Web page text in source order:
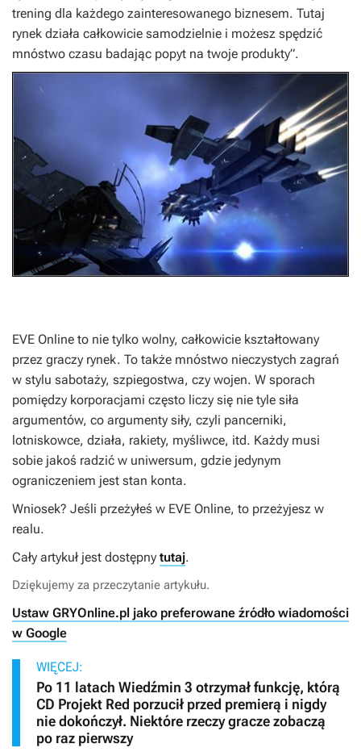
trening dla każdego zainteresowanego biznesem. Tutaj
rynek działa całkowicie samodzielnie i możesz spędzić
mnóstwo czasu badając popyt na twoje produkty”.
EVE Online to nie tylko wolny, całkowicie kształtowany
przez graczy rynek. To także mnóstwo nieczystych zagrań
w stylu sabotaży, szpiegostwa, czy wojen. W sporach
pomiędzy korporacjami często liczy się nie tyle siła
argumentów, co argumenty siły, czyli pancerniki,
lotniskowce, działa, rakiety, myśliwce, itd. Każdy musi
sobie jakoś radzić w uniwersum, gdzie jedynym
ograniczeniem jest stan konta.
Wniosek? Jeśli przeżyłeś w EVE Online, to przeżyjesz w
realu.
Cały artykuł jest dostępny tutaj.
Dziękujemy za przeczytanie artykułu.
Ustaw GRYOnline.pl jako preferowane źródło wiadomości
w Google
WIĘCEJ:
Po 11 latach Wiedźmin 3 otrzymał funkcję, którą
CD Projekt Red porzucił przed premierą i nigdy
nie dokończył. Niektóre rzeczy gracze zobaczą
po raz pierwszy